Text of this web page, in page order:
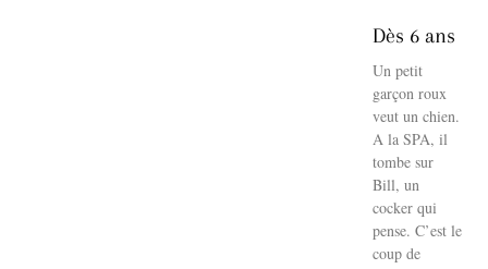
Dès 6 ans
Un petit
garçon roux
veut un chien.
A la SPA, il
tombe sur
Bill, un
cocker qui
pense. C’est le
coup de